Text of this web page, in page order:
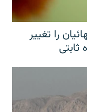
را تغییر